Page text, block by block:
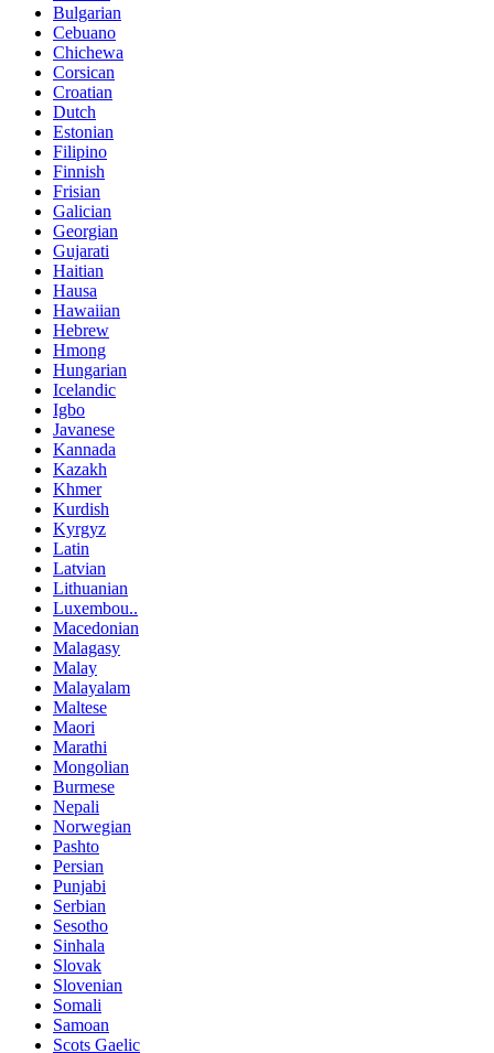
Bulgarian
Cebuano
Chichewa
Corsican
Croatian
Dutch
Estonian
Filipino
Finnish
Frisian
Galician
Georgian
Gujarati
Haitian
Hausa
Hawaiian
Hebrew
Hmong
Hungarian
Icelandic
Igbo
Javanese
Kannada
Kazakh
Khmer
Kurdish
Kyrgyz
Latin
Latvian
Lithuanian
Luxembou..
Macedonian
Malagasy
Malay
Malayalam
Maltese
Maori
Marathi
Mongolian
Burmese
Nepali
Norwegian
Pashto
Persian
Punjabi
Serbian
Sesotho
Sinhala
Slovak
Slovenian
Somali
Samoan
Scots Gaelic